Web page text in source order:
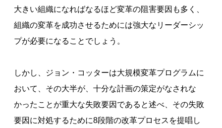
大きい組織になればなるほど変革の阻害要因も多く、
組織の変革を成功させるためには強大なリーダーシッ
プが必要になることでしょう。
しかし、ジョン・コッターは大規模変革プログラムに
おいて、その大半が、十分な計画の策定がなされな
かったことが重大な失敗要因であると述べ、その失敗
要因に対処するために8段階の改革プロセスを提唱し